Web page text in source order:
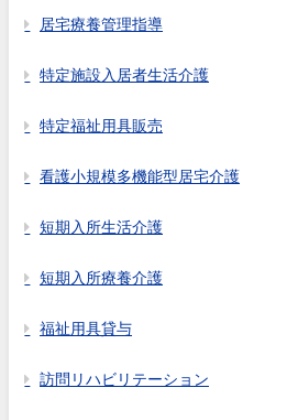
居宅療養管理指導
特定施設入居者生活介護
特定福祉用具販売
看護小規模多機能型居宅介護
短期入所生活介護
短期入所療養介護
福祉用具貸与
訪問リハビリテーション